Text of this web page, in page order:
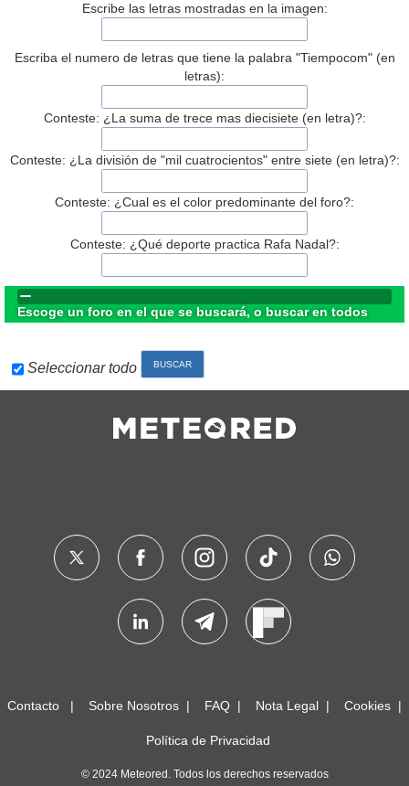
Escribe las letras mostradas en la imagen:
Escriba el numero de letras que tiene la palabra "Tiempocom" (en
letras):
Conteste: ¿La suma de trece mas diecisiete (en letra)?:
Conteste: ¿La división de "mil cuatrocientos" entre siete (en letra)?:
Conteste: ¿Cual es el color predominante del foro?:
Conteste: ¿Qué deporte practica Rafa Nadal?:
Escoge un foro en el que se buscará, o buscar en todos
Seleccionar todo
Contacto Sobre Nosotros FAQ Nota Legal Cookies
Política de Privacidad
© 2024 Meteored. Todos los derechos reservados